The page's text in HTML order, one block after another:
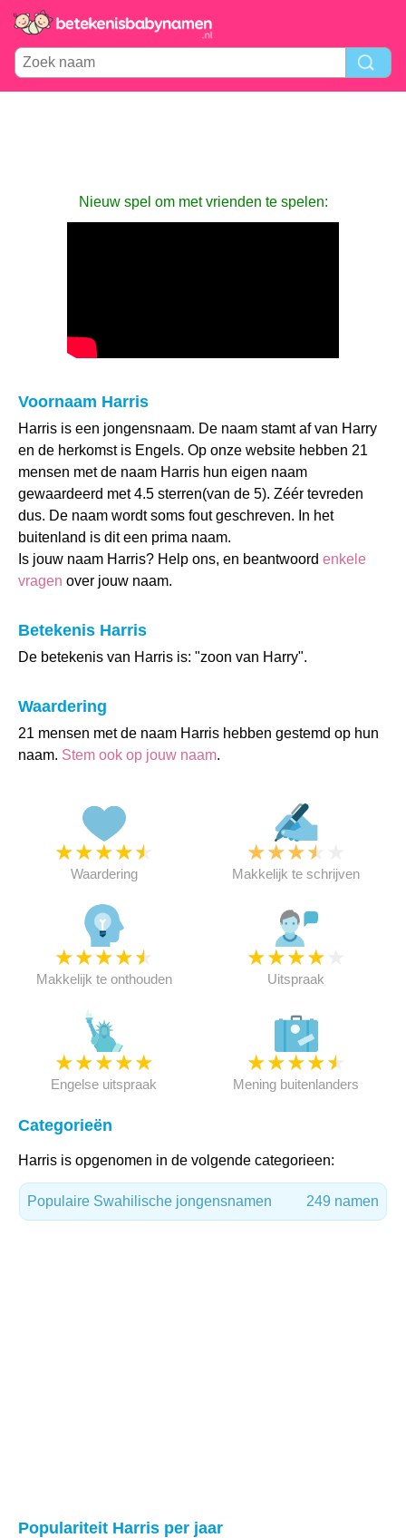
Nieuw spel om met vrienden te spelen:
Voornaam Harris
Harris is een jongensnaam. De naam stamt af van Harry
en de herkomst is Engels. Op onze website hebben 21
mensen met de naam Harris hun eigen naam
gewaardeerd met 4.5 sterren(van de 5). Zéér tevreden
dus. De naam wordt soms fout geschreven. In het
buitenland is dit een prima naam.
Is jouw naam Harris? Help ons, en beantwoord enkele
vragen over jouw naam.
Betekenis Harris
De betekenis van Harris is: "zoon van Harry".
Waardering
21 mensen met de naam Harris hebben gestemd op hun
naam. Stem ook op jouw naam.
★★★★★
Waardering
★★★★
Makkelijk te schrijven
★★★★★
Makkelijk te onthouden
★★★★
Uitspraak
★★★★★
Engelse uitspraak
★★★★★
Mening buitenlanders
Categorieën
Harris is opgenomen in de volgende categorieen:
Populaire Swahilische jongensnamen 249 namen
Populariteit Harris per jaar